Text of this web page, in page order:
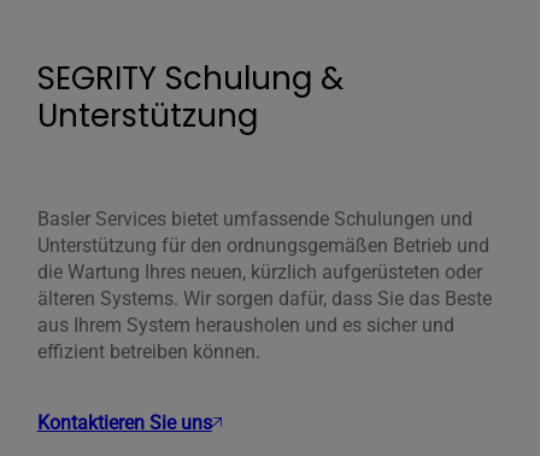
SEGRITY Schulung &
Unterstützung
Basler Services bietet umfassende Schulungen und
Unterstützung für den ordnungsgemäßen Betrieb und
die Wartung Ihres neuen, kürzlich aufgerüsteten oder
älteren Systems. Wir sorgen dafür, dass Sie das Beste
aus Ihrem System herausholen und es sicher und
effizient betreiben können.
Kontaktieren Sie uns